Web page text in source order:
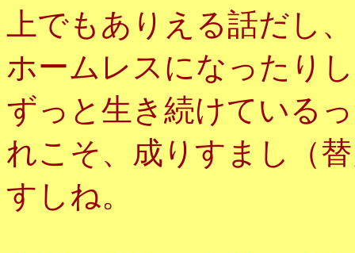
上でもありえる話だし
ホームレスになったり
ずっと生き続けている
れこそ、成りすまし（
すしね。